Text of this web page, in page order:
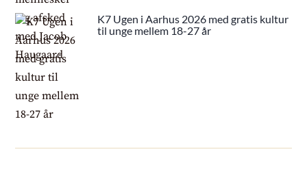
K7 Ugen i Aarhus 2026 med gratis kultur
til unge mellem 18-27 år